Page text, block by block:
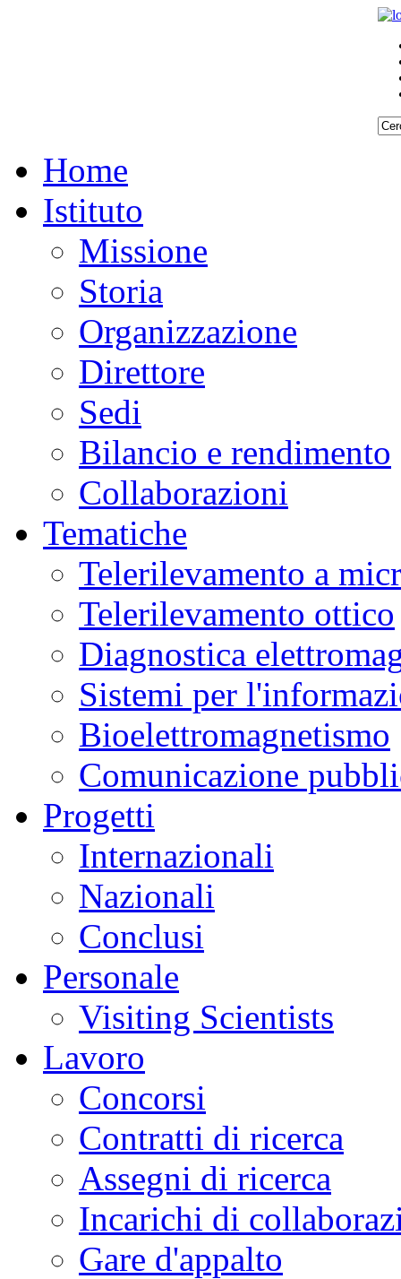
Home
Istituto
Missione
Storia
Organizzazione
Direttore
Sedi
Bilancio e rendimento
Collaborazioni
Tematiche
Telerilevamento a
Telerilevamento ottico
Diagnostica
Sistemi per
Bioelettromagnetismo
Comunicazione
Progetti
Internazionali
Nazionali
Conclusi
Personale
Visiting Scientists
Lavoro
Concorsi
Contratti di ricerca
Assegni di ricerca
Incarichi di
Gare d'appalto